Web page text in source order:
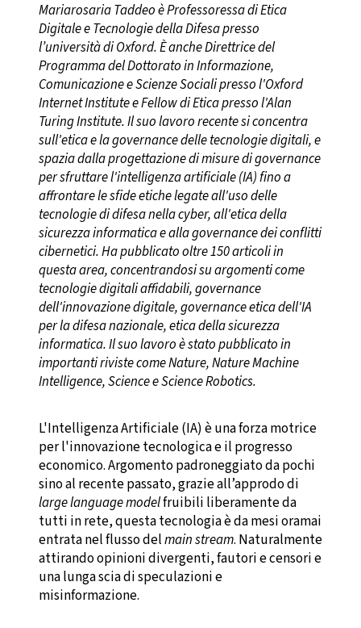
Mariarosaria Taddeo è Professoressa di Etica
Digitale e Tecnologie della Difesa presso
l’università di Oxford. È anche Direttrice del
Programma del Dottorato in Informazione,
Comunicazione e Scienze Sociali presso l'Oxford
Internet Institute e Fellow di Etica presso l'Alan
Turing Institute. Il suo lavoro recente si concentra
sull'etica e la governance delle tecnologie digitali, e
spazia dalla progettazione di misure di governance
per sfruttare l'intelligenza artificiale (IA) fino a
affrontare le sfide etiche legate all'uso delle
tecnologie di difesa nella cyber, all'etica della
sicurezza informatica e alla governance dei conflitti
cibernetici. Ha pubblicato oltre 150 articoli in
questa area, concentrandosi su argomenti come
tecnologie digitali affidabili, governance
dell'innovazione digitale, governance etica dell'IA
per la difesa nazionale, etica della sicurezza
informatica. Il suo lavoro è stato pubblicato in
importanti riviste come Nature, Nature Machine
Intelligence, Science e Science Robotics.
L'Intelligenza Artificiale (IA) è una forza motrice
per l'innovazione tecnologica e il progresso
economico. Argomento padroneggiato da pochi
sino al recente passato, grazie all’approdo di
large language modelfruibili liberamente da
tutti in rete, questa tecnologia è da mesi oramai
entrata nel flusso delmain stream. Naturalmente
attirando opinioni divergenti, fautori e censori e
una lunga scia di speculazioni e
misinformazione.